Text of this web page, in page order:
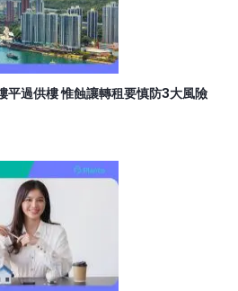
過供樓 惟蝕讓轉租要慎防3大風險